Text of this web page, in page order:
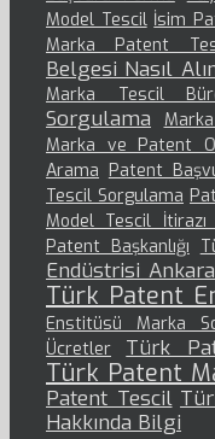
Model Tescil İsim
Marka Patent
Belgesi Nasıl
Marka Tescil
Sorgulama
Marka ve Patent
Arama Patent
Tescil Sorgulama
Model Tescil İtirazı
Patent Başkanlığı
Endüstrisi Ankara
Türk Patent
Enstitüsü Marka
Ücretler
Türk
Türk Patent
Patent Tescil
Hakkında Bilgi